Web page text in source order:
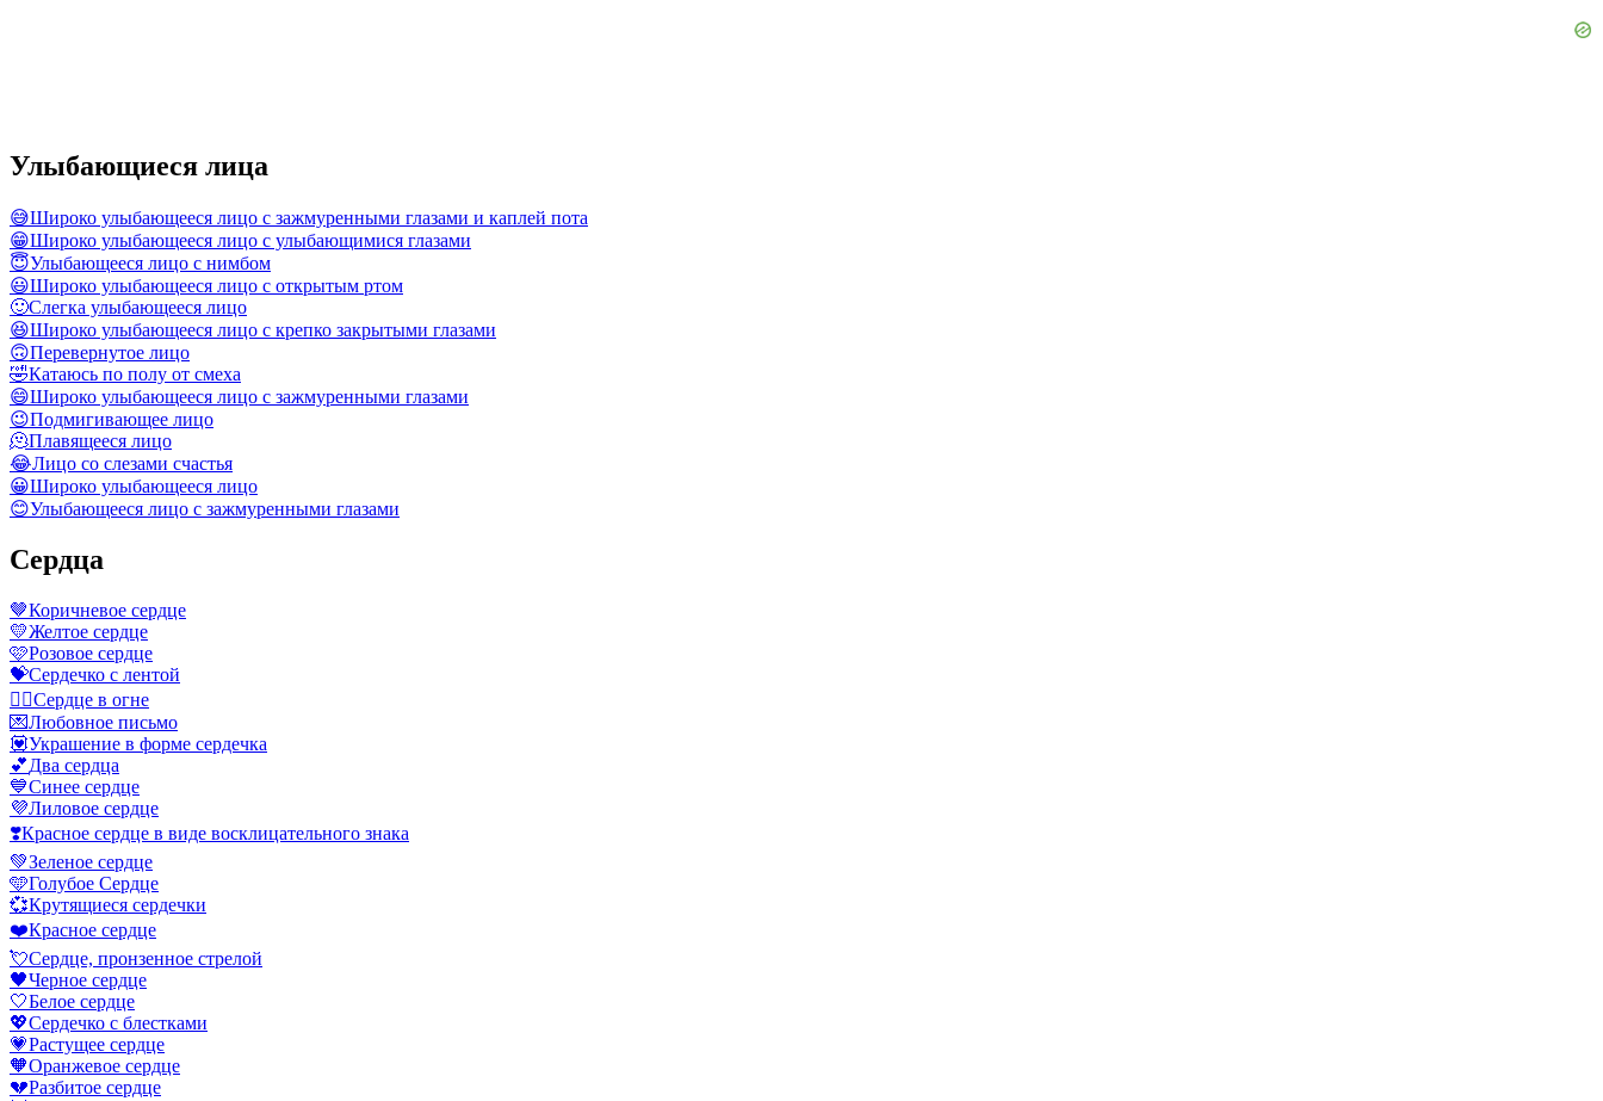
Улыбающиеся лица
😅Широко улыбающееся лицо с зажмуренными глазами и каплей пота
😁Широко улыбающееся лицо с улыбающимися глазами
😇Улыбающееся лицо с нимбом
😃Широко улыбающееся лицо с открытым ртом
🙂Слегка улыбающееся лицо
😆Широко улыбающееся лицо с крепко закрытыми глазами
🙃Перевернутое лицо
🤣Катаюсь по полу от смеха
😄Широко улыбающееся лицо с зажмуренными глазами
😉Подмигивающее лицо
🫠Плавящееся лицо
😂Лицо со слезами счастья
😀Широко улыбающееся лицо
😊Улыбающееся лицо с зажмуренными глазами
Сердца
🤎Коричневое сердце
💛Желтое сердце
🩷Розовое сердце
💝Сердечко с лентой
❤️‍🔥Сердце в огне
💌Любовное письмо
💟Украшение в форме сердечка
💕Два сердца
💙Синее сердце
💜Лиловое сердце
❣️Красное сердце в виде восклицательного знака
💚Зеленое сердце
🩵Голубое Сердце
💞Крутящиеся сердечки
❤️Красное сердце
💘Сердце, пронзенное стрелой
🖤Черное сердце
🤍Белое сердце
💖Сердечко с блестками
💗Растущее сердце
🧡Оранжевое сердце
💔Разбитое сердце